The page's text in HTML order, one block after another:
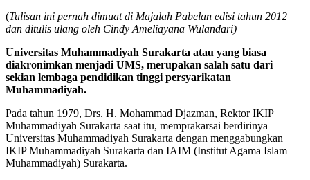
(Tulisan ini pernah dimuat di Majalah Pabelan edisi tahun 2012
dan ditulis ulang oleh Cindy Ameliayana Wulandari)
Universitas Muhammadiyah Surakarta atau yang biasa
diakronimkan menjadi UMS, merupakan salah satu dari
sekian lembaga pendidikan tinggi persyarikatan
Muhammadiyah.
Pada tahun 1979, Drs. H. Mohammad Djazman, Rektor IKIP
Muhammadiyah Surakarta saat itu, memprakarsai berdirinya
Universitas Muhammadiyah Surakarta dengan menggabungkan
IKIP Muhammadiyah Surakarta dan IAIM (Institut Agama Islam
Muhammadiyah) Surakarta.